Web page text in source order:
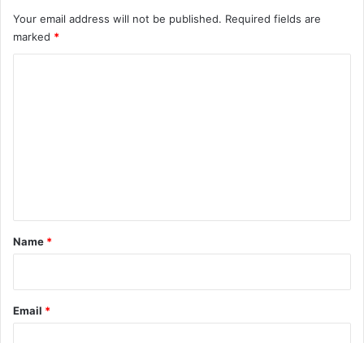
Your email address will not be published. Required fields are
marked *
*
Name *
Email *